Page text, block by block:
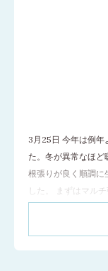
3月25日 今年は例年
た。冬が異常なほど
根張りが良く順調に
した。 まずはマル
選抜した耐寒性ハ